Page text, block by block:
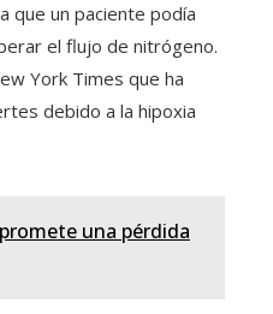
que un paciente podía
el flujo de nitrógeno.
York Times que ha
debido a la hipoxia
una pérdida